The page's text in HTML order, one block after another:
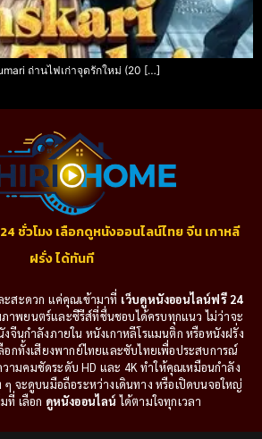
ถ่านไฟเก่าจุดรักใหม่ (20 […]
ชั่วโมง เลือกดูหนังออนไลน์ไทย จีน เกาหลี
ฝรั่ง ได้ทันที
สะดวก แค่คุณเข้ามาที่ เว็บดูหนังออนไลน์ฟรี 24
าพยนตร์และซีรีส์ที่ชื่นชอบได้ครบทุกแนว ไม่ว่าจะ
จีนกำลังภายใน หนังเกาหลีโรแมนติก หรือหนังฝรั่ง
อกทั้งเสียงพากย์ไทยและซับไทยเพื่อประสบการณ์
ามคมชัดระดับ HD และ 4K ทำให้คุณเหมือนกำลัง
ๆ จะดูบนมือถือระหว่างเดินทาง หรือเปิดบนจอใหญ่
ที่ เลือก ดูหนังออนไลน์ ได้ตามใจทุกเวลา